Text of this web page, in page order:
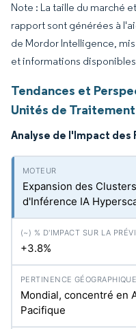
Note : La taille du marché
rapport sont générées à
de Mordor Intelligence,
et informations
Tendances et
Unités de
Analyse de l'Impact des
Expansion des
d'Inférence IA
+3.8%
Mondial, concentré en
Pacifique